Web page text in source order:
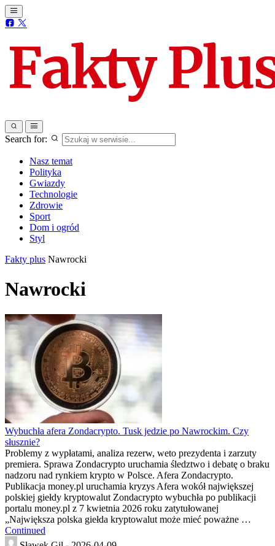
Search for:
Nasz temat
Polityka
Gwiazdy
Technologie
Zdrowie
Sport
Dom i ogród
Styl
Fakty plus Nawrocki
Nawrocki
Wybuchła afera Zondacrypto. Tusk jedzie po Nawrockim. Czy
słusznie?
Problemy z wypłatami, analiza rezerw, weto prezydenta i zarzuty
premiera. Sprawa Zondacrypto uruchamia śledztwo i debatę o braku
nadzoru nad rynkiem krypto w Polsce. Afera Zondacrypto.
Publikacja money.pl uruchamia kryzys Afera wokół największej
polskiej giełdy kryptowalut Zondacrypto wybuchła po publikacji
portalu money.pl z 7 kwietnia 2026 roku zatytułowanej
„Największa polska giełda kryptowalut może mieć poważne …
Continued